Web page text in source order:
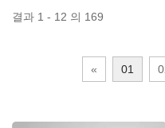
결과 1 - 12 의 169
« 01